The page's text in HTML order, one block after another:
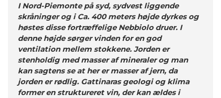
I Nord-Piemonte på syd, sydvest liggende
skråninger og i Ca. 400 meters højde dyrkes og
høstes disse fortræffelige Nebbiolo druer. I
denne højde sørger vinden for en god
ventilation mellem stokkene. Jorden er
stenholdig med masser af mineraler og man
kan sagtens se at her er masser af jern, da
jorden er rødlig. Gattinaras geologi og klima
former en struktureret vin, der kan ældes i